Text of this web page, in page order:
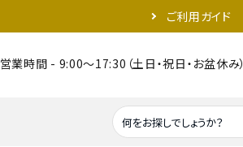
ご利用ガイド
営業時間 - 9:00～17:30（土日・祝日・お盆休み）